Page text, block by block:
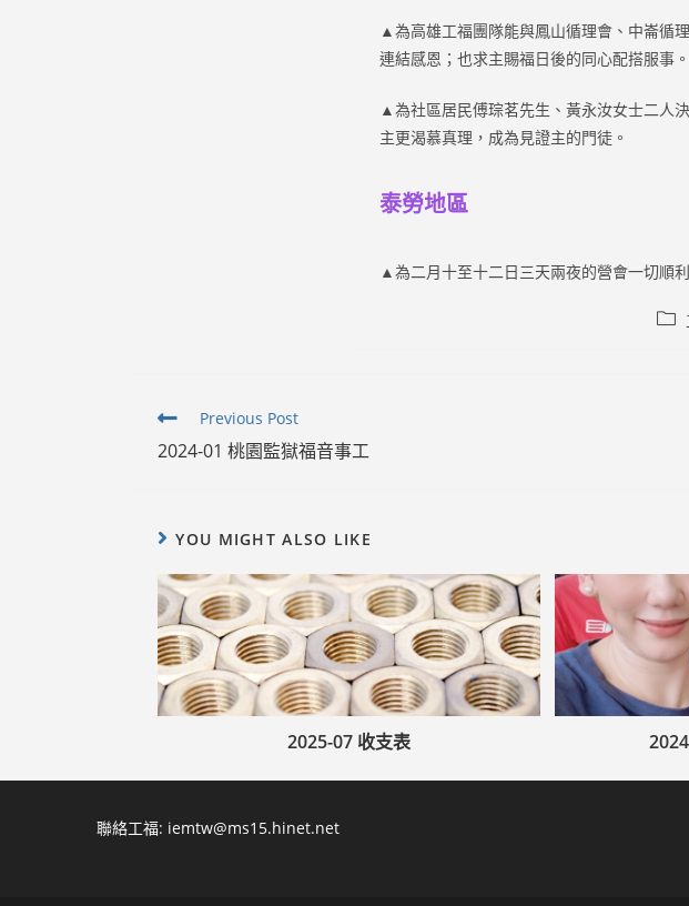
▲為高雄工福團隊能與鳳山循理會、中崙循
連結感恩；也求主賜福日後的同心配搭服事。
▲為社區居民傅琮茗先生、黃永汝女士二人
主更渴慕真理，成為見證主的門徒。
泰勞地區
▲為二月十至十二日三天兩夜的營會一切順
Post
Read
articles
Previous Post
2024-01 桃園監獄福音事工
YOU MIGHT ALSO LIKE
2025-07 收支表
聯絡工福: iemtw@ms15.hinet.net